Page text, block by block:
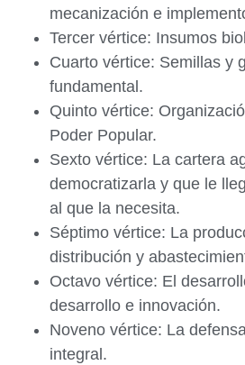
mecanización e
Tercer vértice: Insumos
Cuarto vértice: Semillas y
fundamental.
Quinto vértice:
Poder Popular.
Sexto vértice: La cartera
democratizarla y que le
al que la necesita.
Séptimo vértice: La
distribución y
Octavo vértice: El
desarrollo e innovación.
Noveno vértice: La
integral.